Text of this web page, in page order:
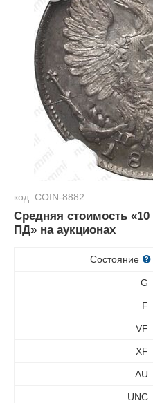
код: COIN-8882
Средняя стоимость
ПД» на аукционах
Состояние
G
F
VF
XF
AU
UNC